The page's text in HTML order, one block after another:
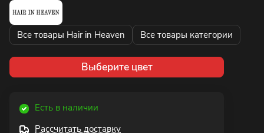
Все товары Hair in Heaven Все товары категории
Выберите цвет
Есть в наличии
Рассчитать доставку